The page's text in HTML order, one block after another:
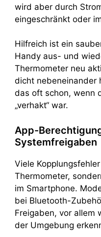
wird aber durch
eingeschränkt oder
Hilfreich ist ein
Handy aus- und
Thermometer neu
dicht nebeneinander
das oft schon, wenn
„verhakt“ war.
App-
Systemfreigaben
Viele
Thermometer,
im Smartphone.
bei Bluetooth-
Freigaben, vor allem
der Umgebung